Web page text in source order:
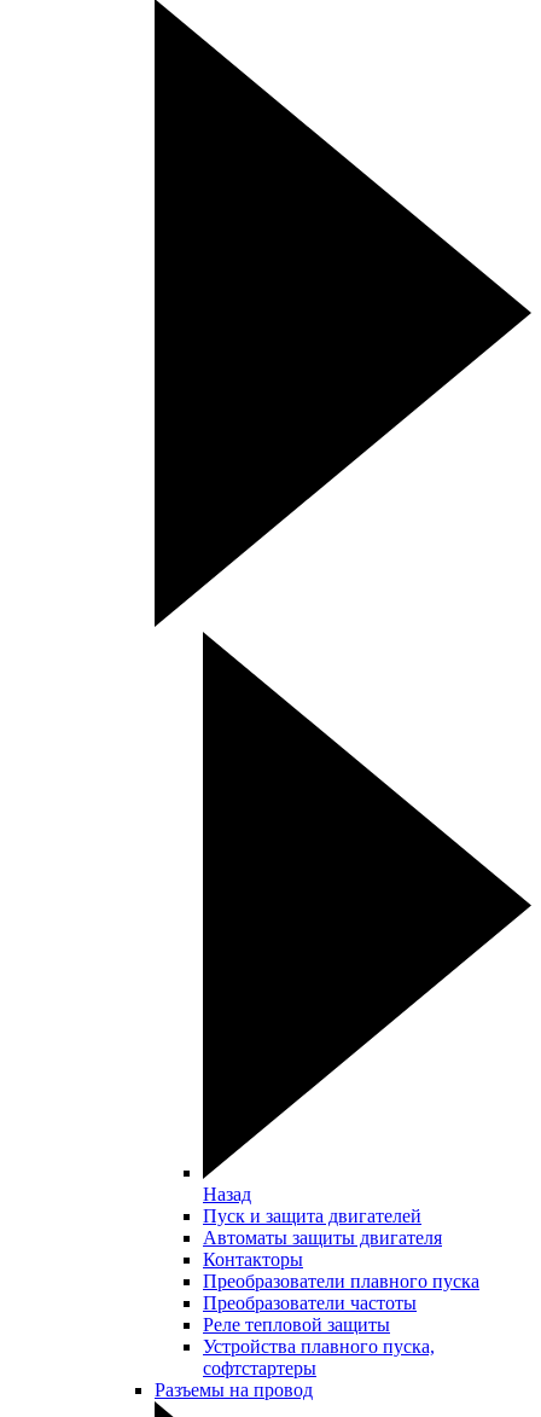
Назад
Пуск и защита двигателей
Автоматы защиты двигателя
Контакторы
Преобразователи плавного пуска
Преобразователи частоты
Реле тепловой защиты
Устройства плавного пуска,
софтстартеры
Разъемы на провод